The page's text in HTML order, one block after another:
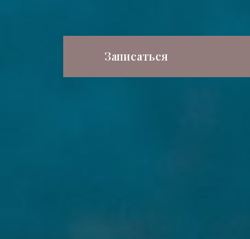
Записаться